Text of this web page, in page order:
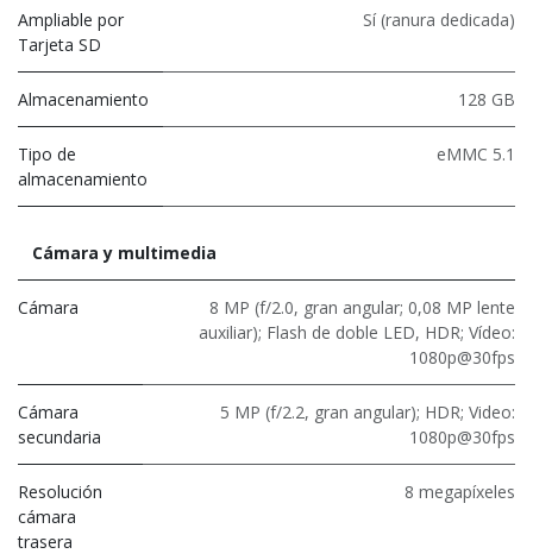
Ampliable por
Tarjeta SD
Sí (ranura dedicada)
Almacenamiento 128 GB
Tipo de
almacenamiento
eMMC 5.1
Cámara y multimedia
Cámara
8 MP (f/2.0, gran angular; 0,08 MP lente
auxiliar); Flash de doble LED, HDR; Vídeo:
1080p@30fps
Cámara
secundaria
5 MP (f/2.2, gran angular); HDR; Video:
1080p@30fps
Resolución
cámara
trasera
8 megapíxeles